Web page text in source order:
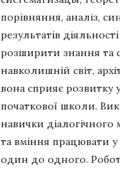
порівняння, аналіз,
результатів
розширити знання та
навколишній світ,
вона сприяє розвитку
початкової школи.
навички
та вміння працювати у
один до одного.